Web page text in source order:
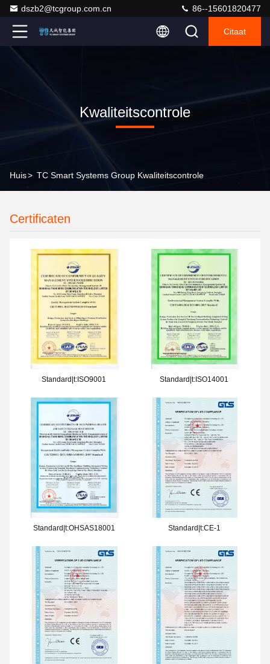
dszb2@tcgroup.com.cn 86--15601820477
Citaat
Kwaliteitscontrole
Huis> TC Smart Systems Group Kwaliteitscontrole
Certificaten
Standard|t:ISO9001 Standard|t:ISO14001
Standard|t:OHSAS18001 Standard|t:CE-1